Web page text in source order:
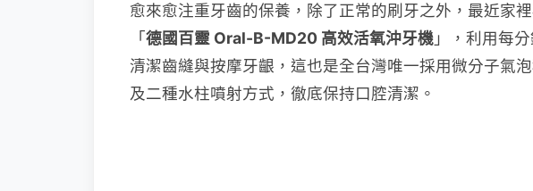
愈來愈注重牙齒的保養，除了正常的刷牙之外，最近家
「德國百靈 Oral-B-MD20 高效活氧沖牙機」，利用每
清潔齒縫與按摩牙齦，這也是全台灣唯一採用微分子氣
及二種水柱噴射方式，徹底保持口腔清潔。